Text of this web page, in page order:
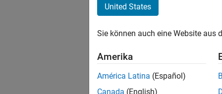
Stellen
Es
Region
United States
Sie können auch eine Website aus
Amerika
América Latina (Español)
Canada (English)